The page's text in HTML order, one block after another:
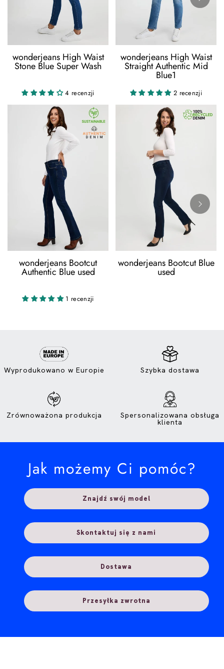
wonderjeans High Waist
Stone Blue Super Wash
4 recenzji
wonderjeans High Waist
Straight Authentic Mid
Blue1
2 recenzji
wonderjeans Bootcut
Authentic Blue used
1 recenzji
wonderjeans Bootcut Blue
used
Wyprodukowano w Europie Szybka dostawa
Zrównoważona produkcja Spersonalizowana obsługa
klienta
Znajdź swój model
Skontaktuj się z nami
Dostawa
Przesyłka zwrotna